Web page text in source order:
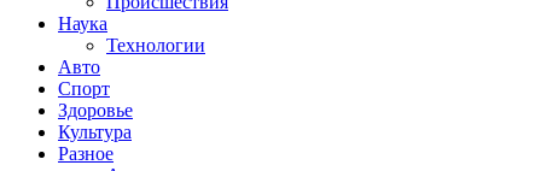
Наука
Технологии
Авто
Спорт
Здоровье
Культура
Разное